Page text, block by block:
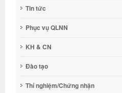
Tin tức
Phục vụ QLNN
KH & CN
Đào tạo
Thí nghiệm/Chứng nhận